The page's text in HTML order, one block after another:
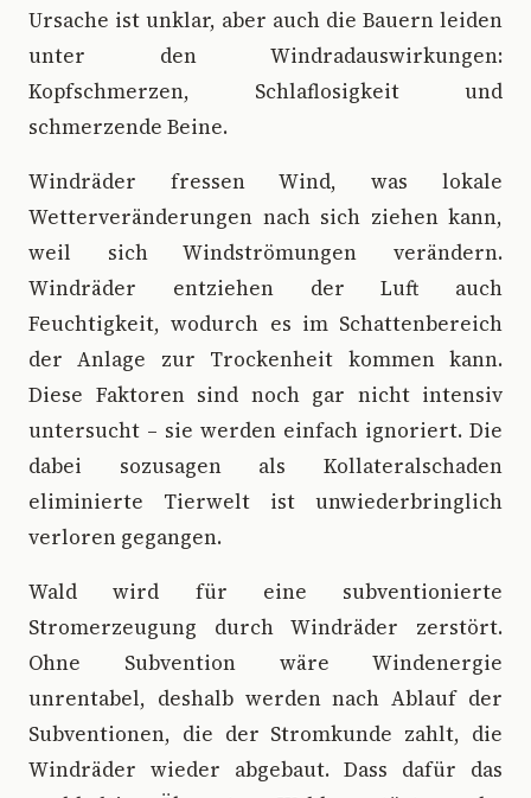
Ursache ist unklar, aber auch die Bauern leiden
unter den Windradauswirkungen:
Kopfschmerzen, Schlaflosigkeit und
schmerzende Beine.
Windräder fressen Wind, was lokale
Wetterveränderungen nach sich ziehen kann,
weil sich Windströmungen verändern.
Windräder entziehen der Luft auch
Feuchtigkeit, wodurch es im Schattenbereich
der Anlage zur Trockenheit kommen kann.
Diese Faktoren sind noch gar nicht intensiv
untersucht – sie werden einfach ignoriert. Die
dabei sozusagen als Kollateralschaden
eliminierte Tierwelt ist unwiederbringlich
verloren gegangen.
Wald wird für eine subventionierte
Stromerzeugung durch Windräder zerstört.
Ohne Subvention wäre Windenergie
unrentabel, deshalb werden nach Ablauf der
Subventionen, die der Stromkunde zahlt, die
Windräder wieder abgebaut. Dass dafür das